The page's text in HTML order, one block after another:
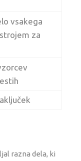
vsakega
za
razna dela, ki